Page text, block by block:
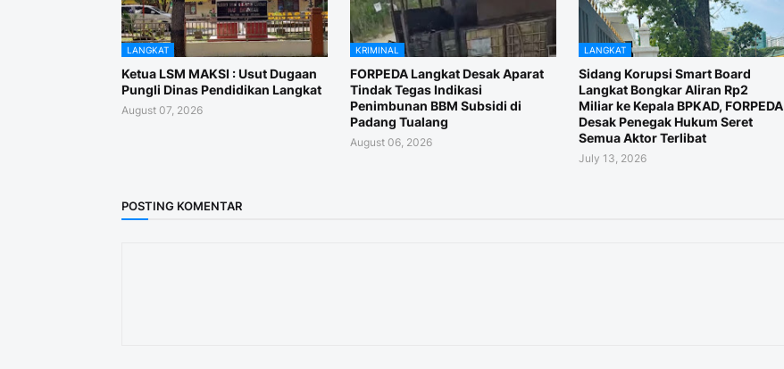
LANGKAT
Ketua LSM MAKSI : Usut Dugaan
Pungli Dinas Pendidikan Langkat
August 07, 2026
KRIMINAL
FORPEDA Langkat Desak Aparat
Tindak Tegas Indikasi
Penimbunan BBM Subsidi di
Padang Tualang
August 06, 2026
LANGKAT
Sidang Korupsi Smart Board
Langkat Bongkar Aliran Rp2
Miliar ke Kepala BPKAD, FORPEDA
Desak Penegak Hukum Seret
Semua Aktor Terlibat
July 13, 2026
POSTING KOMENTAR